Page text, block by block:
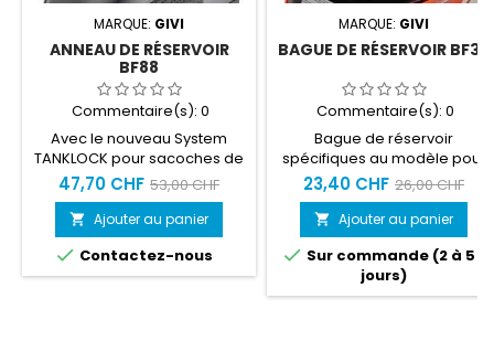
MARQUE: GIVI
ANNEAU DE RÉSERVOIR
BF88
Commentaire(s): 0
Avec le nouveau System
TANKLOCK pour sacoches de
réservoir, nous avons éliminé
toutes les sangles ou tous les
aimants que nous avons
utilisés jusqu'à maintenant
pour fixer les sacoches sur
les motos. Grâce à une petite
47,70 CHF 53,00 CHF
 Ajouter au panier
 Contactez-nous
MARQUE: GIVI
BAGUE DE RÉSERVOIR BF33
Commentaire(s): 0
Bague de réservoir
spécifiques au modèle pour
fixer les sacs-citernes GIVI
Tanklock.
23,40 CHF 26,00 CHF
 Ajouter au panier
 Sur commande (2 à 5
jours)